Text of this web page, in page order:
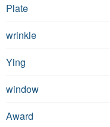
Plate
wrinkle
Ying
window
Award